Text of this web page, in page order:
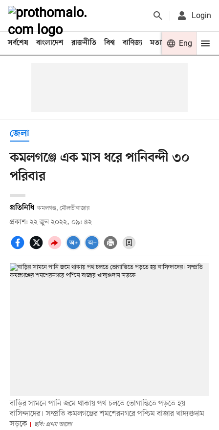
Login
সর্বশেষ বাংলাদেশ রাজনীতি বিশ্ব বাণিজ্য মতামত খেলা
Eng
জেলা
কমলগঞ্জে এক মাস ধরে পানিবন্দী ৩০
পরিবার
প্রতিনিধি কমলগঞ্জ, মৌলভীবাজার
প্রকাশ: ২২ জুন ২০২২, ০৯: ৪২
বাড়ির সামনে পানি জমে থাকায় পথ চলতে ভোগান্তিতে পড়তে হয়
বাসিন্দাদের। সম্প্রতি কমলগঞ্জের শমশেরনগরে পশ্চিম বাজার খাদ্যগুদাম
সড়কে
ছবি: প্রথম আলো